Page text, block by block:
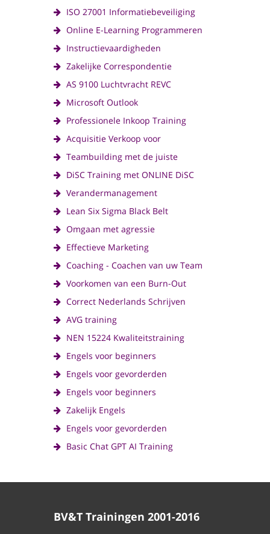
ISO 27001 Informatiebeveiliging
Online E-Learning Programmeren
Instructievaardigheden
Zakelijke Correspondentie
AS 9100 Luchtvracht REVC
Microsoft Outlook
Professionele Inkoop Training
Acquisitie Verkoop voor
Teambuilding met de juiste
DiSC Training met ONLINE DiSC
Verandermanagement
Lean Six Sigma Black Belt
Omgaan met agressie
Effectieve Marketing
Coaching - Coachen van uw Team
Voorkomen van een Burn-Out
Correct Nederlands Schrijven
AVG training
NEN 15224 Kwaliteitstraining
Engels voor beginners
Engels voor gevorderden
Engels voor beginners
Zakelijk Engels
Engels voor gevorderden
Basic Chat GPT AI Training
BV&T Trainingen 2001-2016